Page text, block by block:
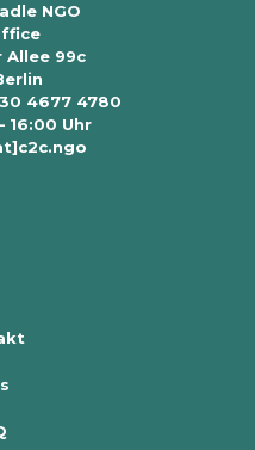
NGO
Allee 99c
4677 4780
16:00 Uhr